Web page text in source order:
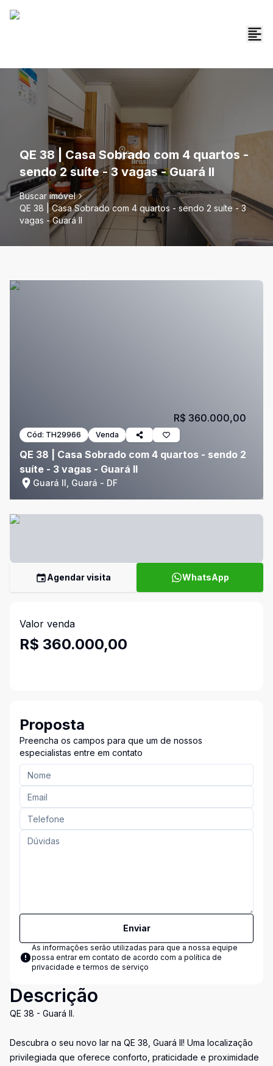
QE 38 | Casa Sobrado com 4 quartos -
sendo 2 suíte - 3 vagas - Guará II
Buscar imóvel
QE 38 | Casa Sobrado com 4 quartos - sendo 2 suíte - 3
vagas - Guará II
Cód: TH29966 Venda
QE 38 | Casa Sobrado com 4 quartos - sendo 2
suíte - 3 vagas - Guará II
Guará II, Guará - DF
R$ 360.000,00
Agendar visita WhatsApp
Valor venda
R$ 360.000,00
Proposta
Preencha os campos para que um de nossos
especialistas entre em contato
Enviar
As informações serão utilizadas para que a nossa equipe
possa entrar em contato de acordo com a política de
privacidade e termos de serviço
Descrição
QE 38 - Guará II.
Descubra o seu novo lar na QE 38, Guará II! Uma localização
privilegiada que oferece conforto, praticidade e proximidade